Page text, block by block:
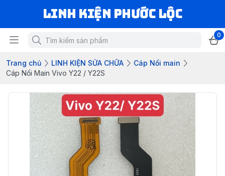
LINH KIỆN PHƯỚC LỘC
0
Trang chủ LINH KIỆN SỬA CHỮA
Cáp Nối main
Cáp Nối Main Vivo Y22 / Y22S